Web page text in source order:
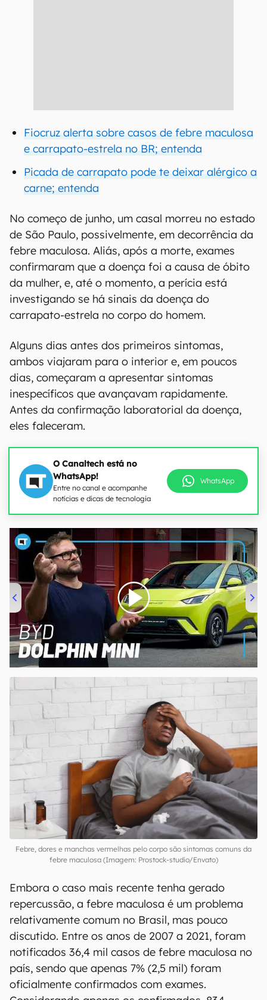
Fiocruz alerta sobre casos de febre maculosa
e carrapato-estrela no BR; entenda
Picada de carrapato pode te deixar alérgico a
carne; entenda
No começo de junho, um casal morreu no estado
de São Paulo, possivelmente, em decorrência da
febre maculosa. Aliás, após a morte, exames
confirmaram que a doença foi a causa de óbito
da mulher, e, até o momento, a perícia está
investigando se há sinais da doença do
carrapato-estrela no corpo do homem.
Alguns dias antes dos primeiros sintomas,
ambos viajaram para o interior e, em poucos
dias, começaram a apresentar sintomas
inespecíficos que avançavam rapidamente.
Antes da confirmação laboratorial da doença,
eles faleceram.
O Canaltech está no
WhatsApp!
Entre no canal e acompanhe
notícias e dicas de tecnologia
WhatsApp
00:00/04:07
Febre, dores e manchas vermelhas pelo corpo são sintomas comuns da
febre maculosa (Imagem: Prostock-studio/Envato)
Embora o caso mais recente tenha gerado
repercussão, a febre maculosa é um problema
relativamente comum no Brasil, mas pouco
discutido. Entre os anos de 2007 a 2021, foram
notificados 36,4 mil casos de febre maculosa no
país, sendo que apenas 7% (2,5 mil) foram
oficialmente confirmados com exames.